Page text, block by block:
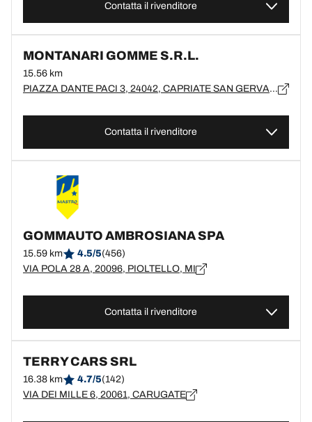
Contatta il rivenditore
MONTANARI GOMME S.R.L.
15.56 km
PIAZZA DANTE PACI 3, 24042, CAPRIATE SAN GERVASIO, BG
Contatta il rivenditore
GOMMAUTO AMBROSIANA SPA
15.59 km 4.5/5(456)
VIA POLA 28 A, 20096, PIOLTELLO, MI
Contatta il rivenditore
TERRY CARS SRL
16.38 km 4.7/5(142)
VIA DEI MILLE 6, 20061, CARUGATE